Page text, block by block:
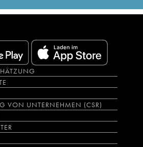
VON UNTERNEHMEN (CSR)